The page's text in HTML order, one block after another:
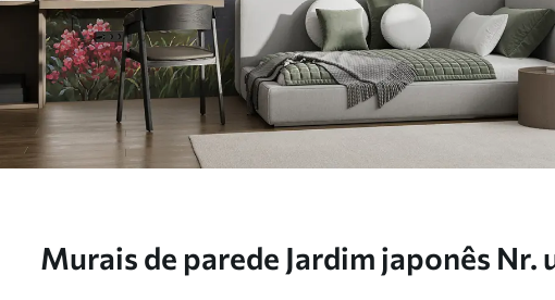
Murais de parede Jardim japonês Nr.